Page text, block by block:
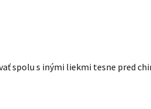
spolu s inými liekmi tesne pred